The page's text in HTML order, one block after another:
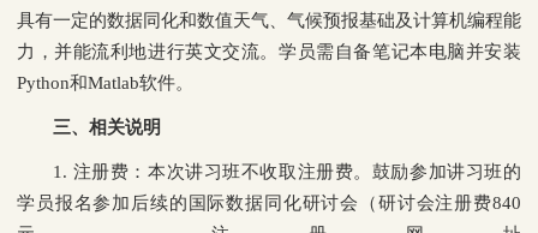
具有一定的数据同化和数值天气、气候预报基础及计算机编程能
力，并能流利地进行英文交流。学员需自备笔记本电脑并安装
Python和Matlab软件。
三、相关说明
1. 注册费：本次讲习班不收取注册费。鼓励参加讲习班的
学员报名参加后续的国际数据同化研讨会（研讨会注册费840